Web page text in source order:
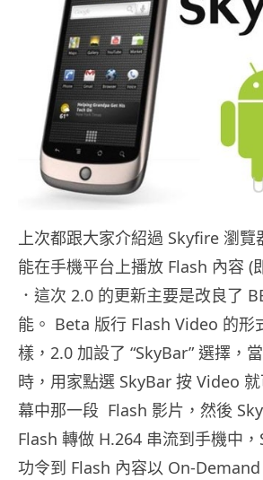
上次都跟大家介紹過 Skyfire 瀏覽
能在手機平台上播放 Flash 內容 (
．這次 2.0 的更新主要是改良了
能。 Beta 版行 Flash Video 的形
樣，2.0 加設了 “SkyBar” 選擇，
時，用家點選 SkyBar 按 Video
幕中那一段 Flash 影片，然後
Flash 轉做 H.264 串流到手機中
功令到 Flash 內容以 On-